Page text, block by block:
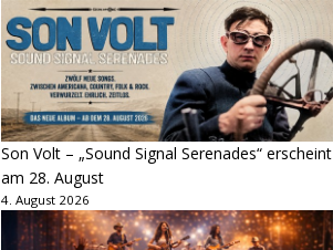
Son Volt – „Sound Signal Serenades“ erscheint
am 28. August
4. August 2026